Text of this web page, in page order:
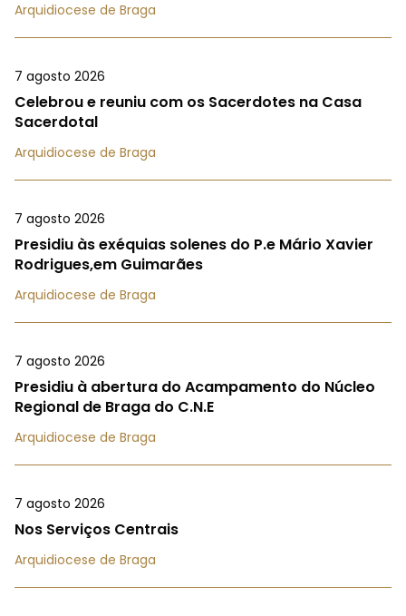
Arquidiocese de Braga
7 agosto 2026
Celebrou e reuniu com os Sacerdotes na Casa
Sacerdotal
Arquidiocese de Braga
7 agosto 2026
Presidiu às exéquias solenes do P.e Mário Xavier
Rodrigues,em Guimarães
Arquidiocese de Braga
7 agosto 2026
Presidiu à abertura do Acampamento do Núcleo
Regional de Braga do C.N.E
Arquidiocese de Braga
7 agosto 2026
Nos Serviços Centrais
Arquidiocese de Braga